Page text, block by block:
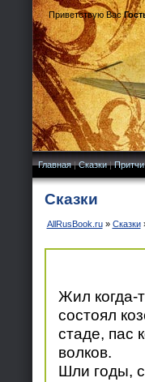
Приветствую Вас
Главная|Сказки|Притчи
Сказки
AllRusBook.ru» Сказки
Жил когда-
состоял
стаде, пас
волков.
Шли годы,